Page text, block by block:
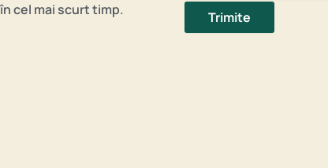
cel mai scurt timp.
Trimite